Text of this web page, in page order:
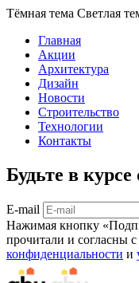
Тёмная тема Светлая
Главная
Акции
Архитектура
Дизайн
Новости
Строительство
Технологии
Контакты
Будьте в
E-mail
Нажимая кнопку
прочитали и согласны
конфиденциальности и